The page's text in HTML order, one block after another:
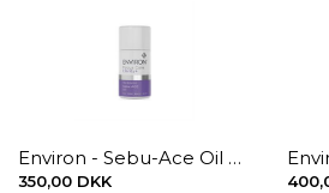
Environ - Sebu-Ace Oil 60 ml.
350,00 DKK